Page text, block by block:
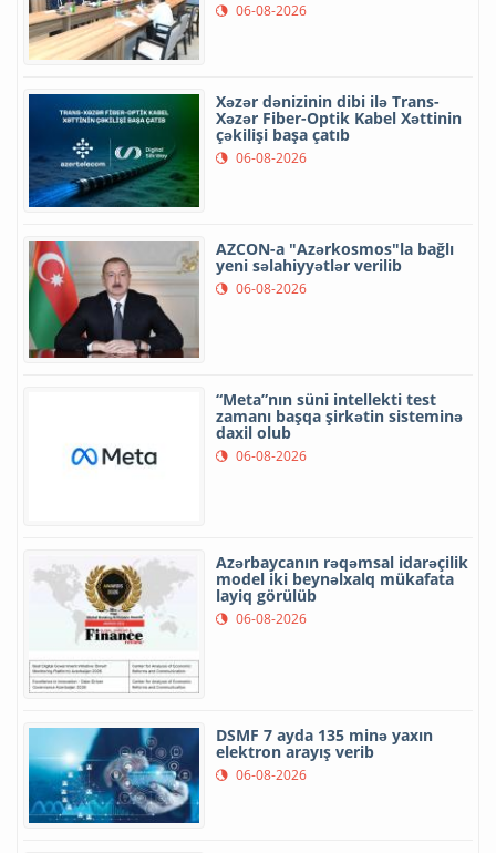
06-08-2026
Xəzər dənizinin dibi ilə Trans-
Xəzər Fiber-Optik Kabel Xəttinin
çəkilişi başa çatıb
06-08-2026
AZCON-a "Azərkosmos"la bağlı
yeni səlahiyyətlər verilib
06-08-2026
“Meta”nın süni intellekti test
zamanı başqa şirkətin sisteminə
daxil olub
06-08-2026
Azərbaycanın rəqəmsal idarəçilik
model iki beynəlxalq mükafata
layiq görülüb
06-08-2026
DSMF 7 ayda 135 minə yaxın
elektron arayış verib
06-08-2026